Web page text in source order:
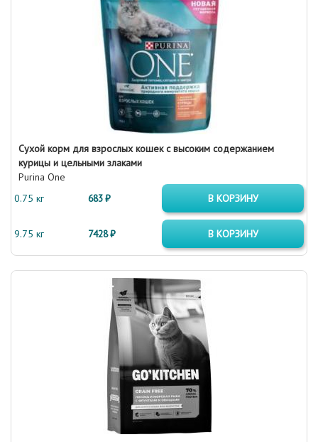
Cухой корм для взрослых кошек с высоким содержанием
курицы и цельными злаками
Purina One
0.75 кг
683 ₽ В КОРЗИНУ
9.75 кг 7428 ₽ В КОРЗИНУ